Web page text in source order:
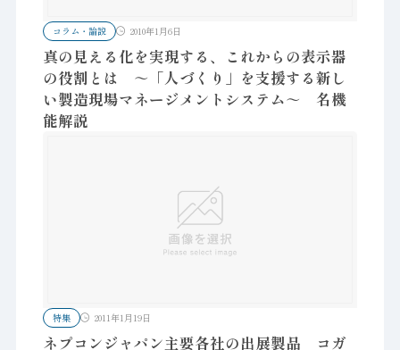
コラム・論説 2010年1月6日
真の見える化を実現する、これからの表示器
の役割とは ～「人づくり」を支援する新し
い製造現場マネージメントシステム～ 名機
能解説
特集 2011年1月19日
ネプコンジャパン主要各社の出展製品 コガ